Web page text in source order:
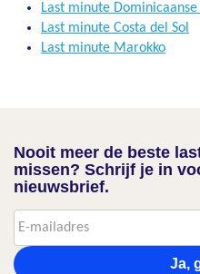
Last minute
Last minute Costa del Sol
Last minute Marokko
Nooit meer de beste
missen? Schrijf je in
nieuwsbrief.
Ja,